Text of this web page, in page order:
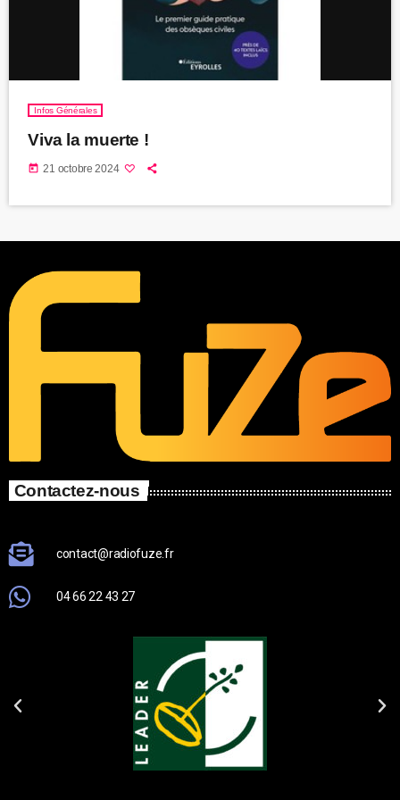
Infos Générales
Viva la muerte !
today 21 octobre 2024
Contactez-nous
contact@radiofuze.fr
04 66 22 43 27